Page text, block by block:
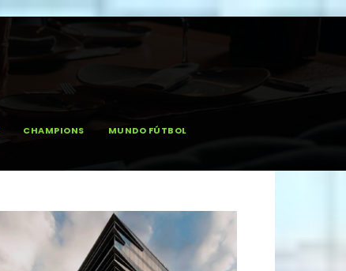
CHAMPIONS MUNDO FÚTBOL